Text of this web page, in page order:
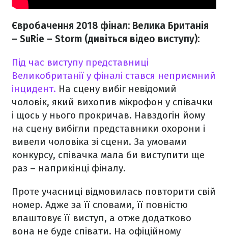
Євробачення 2018 фінал: Велика Британія
– SuRie – Storm (дивіться відео виступу):
Під час виступу представниці
Великобританії у фіналі стався неприємний
інцидент. На сцену вибіг невідомий
чоловік, який вихопив мікрофон у співачки
і щось у нього прокричав. Навздогін йому
на сцену вибігли представники охорони і
вивели чоловіка зі сцени. За умовами
конкурсу, співачка мала би виступити ще
раз – наприкінці фіналу.
Проте учасниці відмовилась повторити свій
номер. Адже за її словами, її повністю
влаштовує її виступ, а отже додатково
вона не буде співати. На офіційному